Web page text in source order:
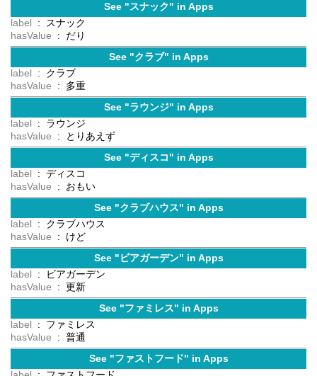
See "スナック" in Apps
label
: スナック
hasValue
: だり
See "クラブ" in Apps
label
: クラブ
hasValue
: 多重
See "ラウンジ" in Apps
label
: ラウンジ
hasValue
: とりあえず
See "ディスコ" in Apps
label
: ディスコ
hasValue
: おもい
See "クラブハウス" in Apps
label
: クラブハウス
hasValue
: けど
See "ビアガーデン" in Apps
label
: ビアガーデン
hasValue
: 更新
See "ファミレス" in Apps
label
: ファミレス
hasValue
: 普通
See "ファストフード" in Apps